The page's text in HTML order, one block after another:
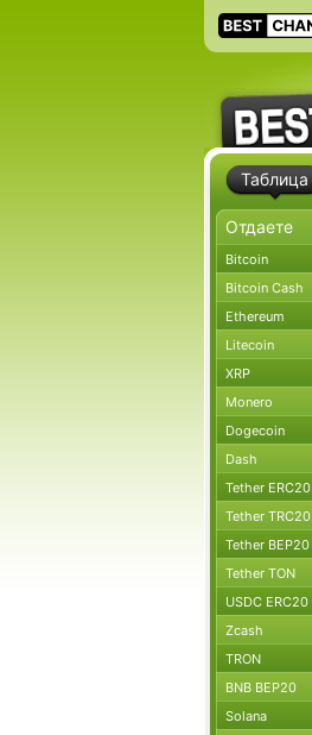
Таблица
Bitcoin
Bitcoin Cash
Ethereum
Litecoin
XRP
Monero
Dogecoin
Dash
Tether ERC20
Tether TRC20
Tether BEP20
Tether TON
USDC ERC20
Zcash
TRON
BNB BEP20
Solana